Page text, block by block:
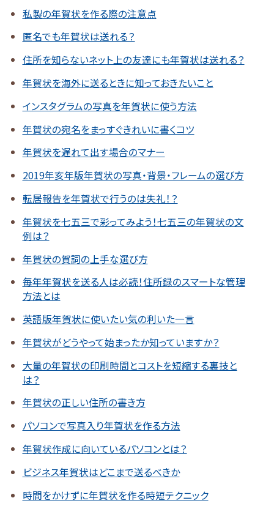
私製の年賀状を作る際の注意点
匿名でも年賀状は送れる？
住所を知らないネット上の友達にも年賀状は送れる？
年賀状を海外に送るときに知っておきたいこと
インスタグラムの写真を年賀状に使う方法
年賀状の宛名をまっすぐきれいに書くコツ
年賀状を遅れて出す場合のマナー
2019年亥年版年賀状の写真・背景・フレームの選び方
転居報告を年賀状で行うのは失礼！？
年賀状を七五三で彩ってみよう！七五三の年賀状の文
例は？
年賀状の賀詞の上手な選び方
毎年年賀状を送る人は必読！住所録のスマートな管理
方法とは
英語版年賀状に使いたい気の利いた一言
年賀状がどうやって始まったか知っていますか？
大量の年賀状の印刷時間とコストを短縮する裏技と
は？
年賀状の正しい住所の書き方
パソコンで写真入り年賀状を作る方法
年賀状作成に向いているパソコンとは？
ビジネス年賀状はどこまで送るべきか
時間をかけずに年賀状を作る時短テクニック